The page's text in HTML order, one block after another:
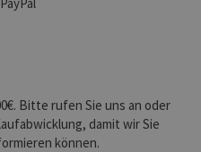
Bitte rufen Sie uns an oder
damit wir Sie
können.